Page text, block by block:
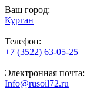
Ваш город:
Курган
Телефон:
+7 (3522) 63-05-25
Электронная почта:
Info@rusoil72.ru